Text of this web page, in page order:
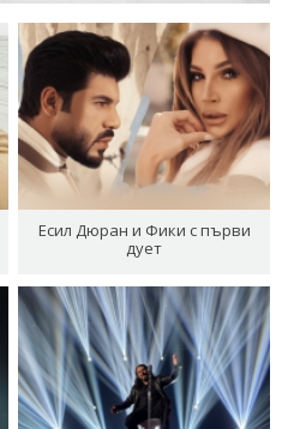
Есил Дюран и Фики с първи
дует